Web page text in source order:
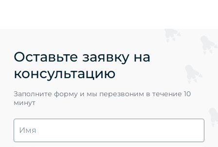
Оставьте заявку на
консультацию
Заполните форму и мы перезвоним в течение 10
минут